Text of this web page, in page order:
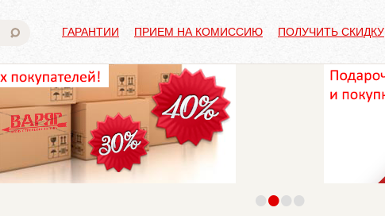
ГАРАНТИИ ПРИЕМ НА КОМИССИЮ ПОЛУЧИТЬ СКИДКУ
••••